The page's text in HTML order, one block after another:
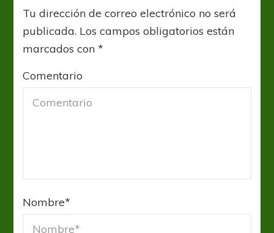
Tu dirección de correo electrónico no será
publicada. Los campos obligatorios están
marcados con*
Comentario
Nombre*